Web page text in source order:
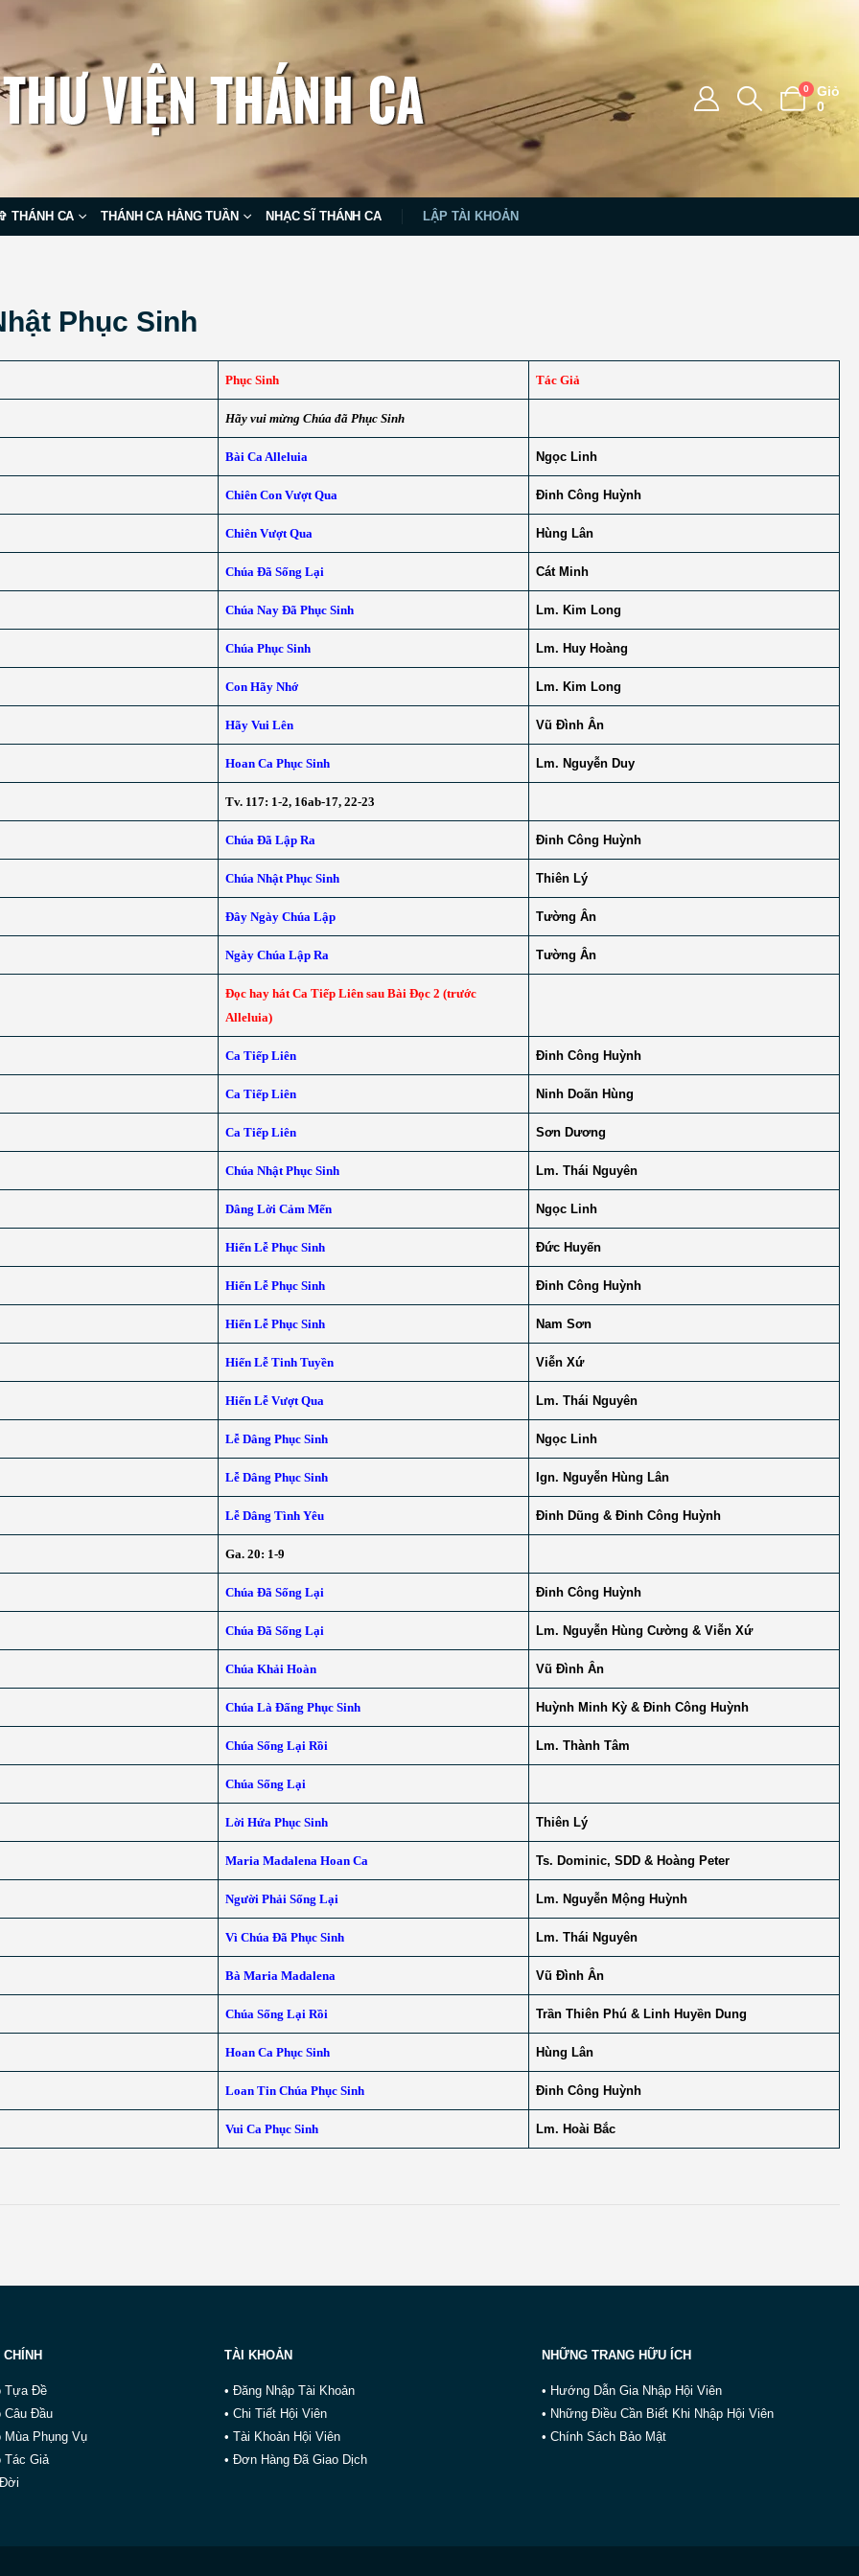
0
Giỏ
0
THÁNH CA THÁNH CA HẰNG TUẦN NHẠC SĨ THÁNH CA LẬP TÀI KHOẢN
Phục Sinh
Phục Sinh Tác Giả
Hãy vui mừng Chúa đã Phục Sinh
Bài Ca Alleluia Ngọc Linh
Chiên Con Vượt Qua Đinh Công Huỳnh
Chiên Vượt Qua Hùng Lân
Chúa Đã Sống Lại Cát Minh
Chúa Nay Đã Phục Sinh Lm. Kim Long
Chúa Phục Sinh Lm. Huy Hoàng
Con Hãy Nhớ Lm. Kim Long
Hãy Vui Lên Vũ Đình Ân
Hoan Ca Phục Sinh Lm. Nguyễn Duy
Tv. 117: 1-2, 16ab-17, 22-23
Chúa Đã Lập Ra Đinh Công Huỳnh
Chúa Nhật Phục Sinh Thiên Lý
Đây Ngày Chúa Lập Tường Ân
Ngày Chúa Lập Ra Tường Ân
Đọc hay hát Ca Tiếp Liên sau Bài Đọc 2 (trước
Alleluia)
Ca Tiếp Liên Đinh Công Huỳnh
Ca Tiếp Liên Ninh Doãn Hùng
Ca Tiếp Liên Sơn Dương
Chúa Nhật Phục Sinh Lm. Thái Nguyên
Dâng Lời Cảm Mến Ngọc Linh
Hiến Lễ Phục Sinh Đức Huyến
Hiến Lễ Phục Sinh Đinh Công Huỳnh
Hiến Lễ Phục Sinh Nam Sơn
Hiến Lễ Tinh Tuyền Viễn Xứ
Hiến Lễ Vượt Qua Lm. Thái Nguyên
Lễ Dâng Phục Sinh Ngọc Linh
Lễ Dâng Phục Sinh Ign. Nguyễn Hùng Lân
Lễ Dâng Tình Yêu Đinh Dũng & Đinh Công Huỳnh
Ga. 20: 1-9
Chúa Đã Sống Lại Đinh Công Huỳnh
Chúa Đã Sống Lại Lm. Nguyễn Hùng Cường & Viễn Xứ
Chúa Khải Hoàn Vũ Đình Ân
Chúa Là Đấng Phục Sinh Huỳnh Minh Kỳ & Đinh Công Huỳnh
Chúa Sống Lại Rồi Lm. Thành Tâm
Chúa Sống Lại
Lời Hứa Phục Sinh Thiên Lý
Maria Madalena Hoan Ca Ts. Dominic, SDD & Hoàng Peter
Người Phải Sống Lại Lm. Nguyễn Mộng Huỳnh
Vì Chúa Đã Phục Sinh Lm. Thái Nguyên
Bà Maria Madalena Vũ Đình Ân
Chúa Sống Lại Rồi Trần Thiên Phú & Linh Huyền Dung
Hoan Ca Phục Sinh Hùng Lân
Loan Tin Chúa Phục Sinh Đinh Công Huỳnh
Vui Ca Phục Sinh Lm. Hoài Bắc
Tựa Đề
Câu Đầu
Mùa Phụng Vụ
Tác Giả
TÀI KHOẢN
• Đăng Nhập Tài Khoản
• Chi Tiết Hội Viên
• Tài Khoản Hội Viên
• Đơn Hàng Đã Giao Dịch
NHỮNG TRANG HỮU ÍCH
• Hướng Dẫn Gia Nhập Hội Viên
• Những Điều Cần Biết Khi Nhập Hội Viên
• Chính Sách Bảo Mật